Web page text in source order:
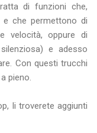
di funzioni che,
e che permettono di
velocità, oppure di
e adesso
Con questi trucchi
pieno.
li troverete aggiunti